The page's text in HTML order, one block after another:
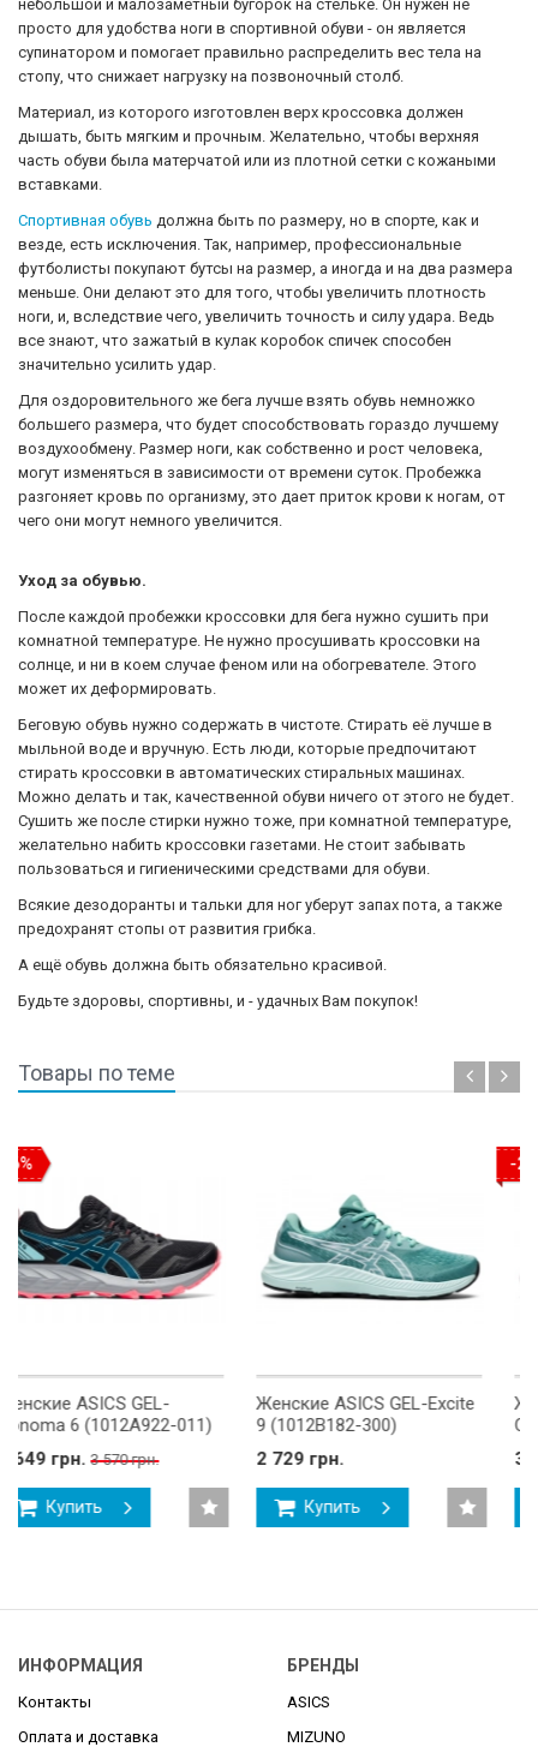
небольшой и малозаметный бугорок на стельке. Он нужен не
просто для удобства ноги в спортивной обуви - он является
супинатором и помогает правильно распределить вес тела на
стопу, что снижает нагрузку на позвоночный столб.
Материал, из которого изготовлен верх кроссовка должен
дышать, быть мягким и прочным. Желательно, чтобы верхняя
часть обуви была матерчатой или из плотной сетки с кожаными
вставками.
Спортивная обувь должна быть по размеру, но в спорте, как и
везде, есть исключения. Так, например, профессиональные
футболисты покупают бутсы на размер, а иногда и на два размера
меньше. Они делают это для того, чтобы увеличить плотность
ноги, и, вследствие чего, увеличить точность и силу удара. Ведь
все знают, что зажатый в кулак коробок спичек способен
значительно усилить удар.
Для оздоровительного же бега лучше взять обувь немножко
большего размера, что будет способствовать гораздо лучшему
воздухообмену. Размер ноги, как собственно и рост человека,
могут изменяться в зависимости от времени суток. Пробежка
разгоняет кровь по организму, это дает приток крови к ногам, от
чего они могут немного увеличится.
Уход за обувью.
После каждой пробежки кроссовки для бега нужно сушить при
комнатной температуре. Не нужно просушивать кроссовки на
солнце, и ни в коем случае феном или на обогревателе. Этого
может их деформировать.
Беговую обувь нужно содержать в чистоте. Стирать её лучше в
мыльной воде и вручную. Есть люди, которые предпочитают
стирать кроссовки в автоматических стиральных машинах.
Можно делать и так, качественной обуви ничего от этого не будет.
Сушить же после стирки нужно тоже, при комнатной температуре,
желательно набить кроссовки газетами. Не стоит забывать
пользоваться и гигиеническими средствами для обуви.
Всякие дезодоранты и тальки для ног уберут запах пота, а также
предохранят стопы от развития грибка.
А ещё обувь должна быть обязательно красивой.
Будьте здоровы, спортивны, и - удачных Вам покупок!
Товары по теме
GEL-
011)
570 грн.
Женские ASICS GEL-Excite
9 (1012B182-300)
2 729 грн.
Купить
Женские
Cumulus 23
5
Купить
ИНФОРМАЦИЯ
Контакты
Оплата и доставка
БРЕНДЫ
ASICS
MIZUNO